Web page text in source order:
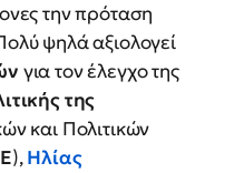
την πρόταση
ψηλά αξιολογεί
για τον έλεγχο της
της
και Πολιτικών
),Ηλίας